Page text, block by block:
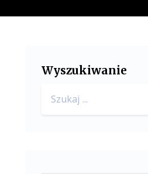
Wyszukiwanie
for: